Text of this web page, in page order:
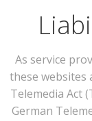
As service
these websites
Telemedia Act
German